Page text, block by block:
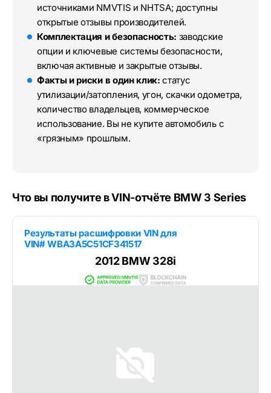
источниками NMVTIS и NHTSA; доступны
открытые отзывы производителей.
Комплектация и безопасность: заводские
опции и ключевые системы безопасности,
включая активные и закрытые отзывы.
Факты и риски в один клик: статус
утилизации/затопления, угон, скачки одометра,
количество владельцев, коммерческое
использование. Вы не купите автомобиль с
«грязным» прошлым.
Что вы получите в VIN-отчёте BMW 3 Series
Результаты расшифровки VIN для
VIN# WBA3A5C51CF341517
2012 BMW 328i